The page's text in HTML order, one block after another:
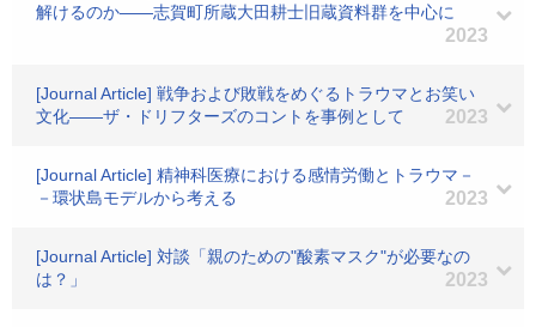
解けるのか――志賀町所蔵大田耕士旧蔵資料群を中心に
2023
[Journal Article] 戦争および敗戦をめぐるトラウマとお笑い
文化――ザ・ドリフターズのコントを事例として
2023
[Journal Article] 精神科医療における感情労働とトラウマ－
－環状島モデルから考える
2023
[Journal Article] 対談「親のための"酸素マスク"が必要なの
は？」
2023